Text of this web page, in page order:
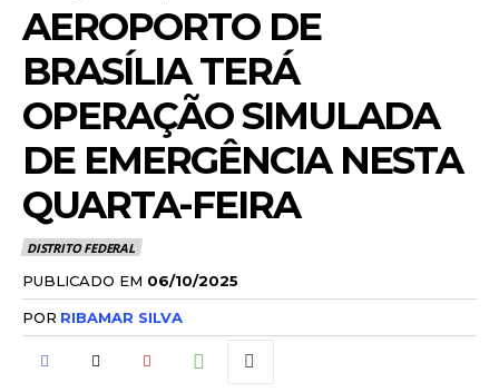
AEROPORTO DE
BRASÍLIA TERÁ
OPERAÇÃO SIMULADA
DE EMERGÊNCIA NESTA
QUARTA-FEIRA
DISTRITO FEDERAL
PUBLICADO EM 06/10/2025
POR RIBAMAR SILVA